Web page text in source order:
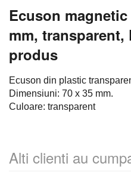
Ecuson
mm, transparent,
produs
Ecuson din plastic
Dimensiuni: 70 x 35 mm.
Culoare: transparent
Alti clienti au